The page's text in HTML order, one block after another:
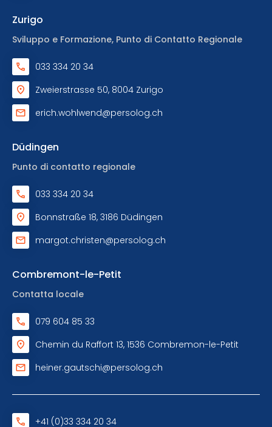
Zurigo
Sviluppo e Formazione, Punto di Contatto Regionale
033 334 20 34
Zweierstrasse 50, 8004 Zurigo
erich.wohlwend@persolog.ch
Düdingen
Punto di contatto regionale
033 334 20 34
Bonnstraße 18, 3186 Düdingen
margot.christen@persolog.ch
Combremont-le-Petit
Contatta locale
079 604 85 33
Chemin du Raffort 13, 1536 Combremon-le-Petit
heiner.gautschi@persolog.ch
+41 (0)33 334 20 34